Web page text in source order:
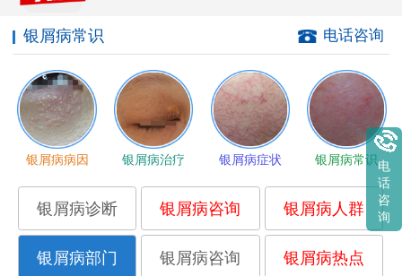
银屑病常识 电话咨询
银屑病病因 银屑病治疗 银屑病症状 银屑病常识
银屑病诊断 银屑病咨询 银屑病人群
银屑病部门 银屑病咨询 银屑病热点
电
话
咨
询